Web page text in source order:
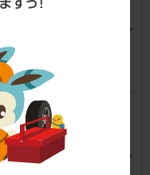
さん